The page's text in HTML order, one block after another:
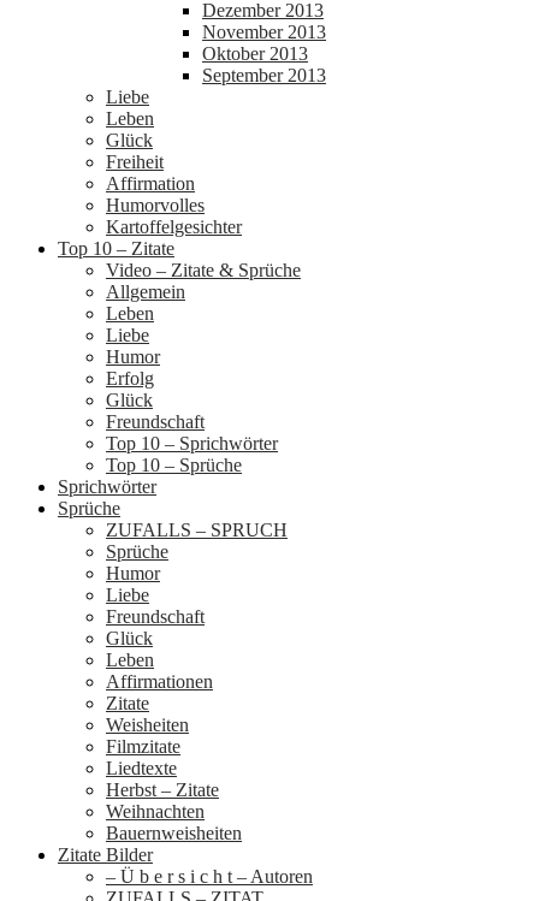
Dezember 2013
November 2013
Oktober 2013
September 2013
Liebe
Leben
Glück
Freiheit
Affirmation
Humorvolles
Kartoffelgesichter
Top 10 – Zitate
Video – Zitate & Sprüche
Allgemein
Leben
Liebe
Humor
Erfolg
Glück
Freundschaft
Top 10 – Sprichwörter
Top 10 – Sprüche
Sprichwörter
Sprüche
ZUFALLS – SPRUCH
Sprüche
Humor
Liebe
Freundschaft
Glück
Leben
Affirmationen
Zitate
Weisheiten
Filmzitate
Liedtexte
Herbst – Zitate
Weihnachten
Bauernweisheiten
Zitate Bilder
– Ü b e r s i c h t – Autoren